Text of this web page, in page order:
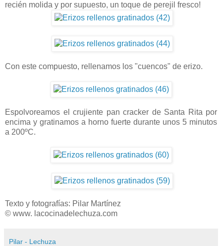
recién molida y por supuesto, un toque de perejil fresco!
Con este compuesto, rellenamos los "cuencos" de erizo.
Espolvoreamos el crujiente pan cracker de Santa Rita por
encima y gratinamos a horno fuerte durante unos 5 minutos
a 200ºC.
Texto y fotografías: Pilar Martínez
© www. lacocinadelechuza.com
Pilar - Lechuza